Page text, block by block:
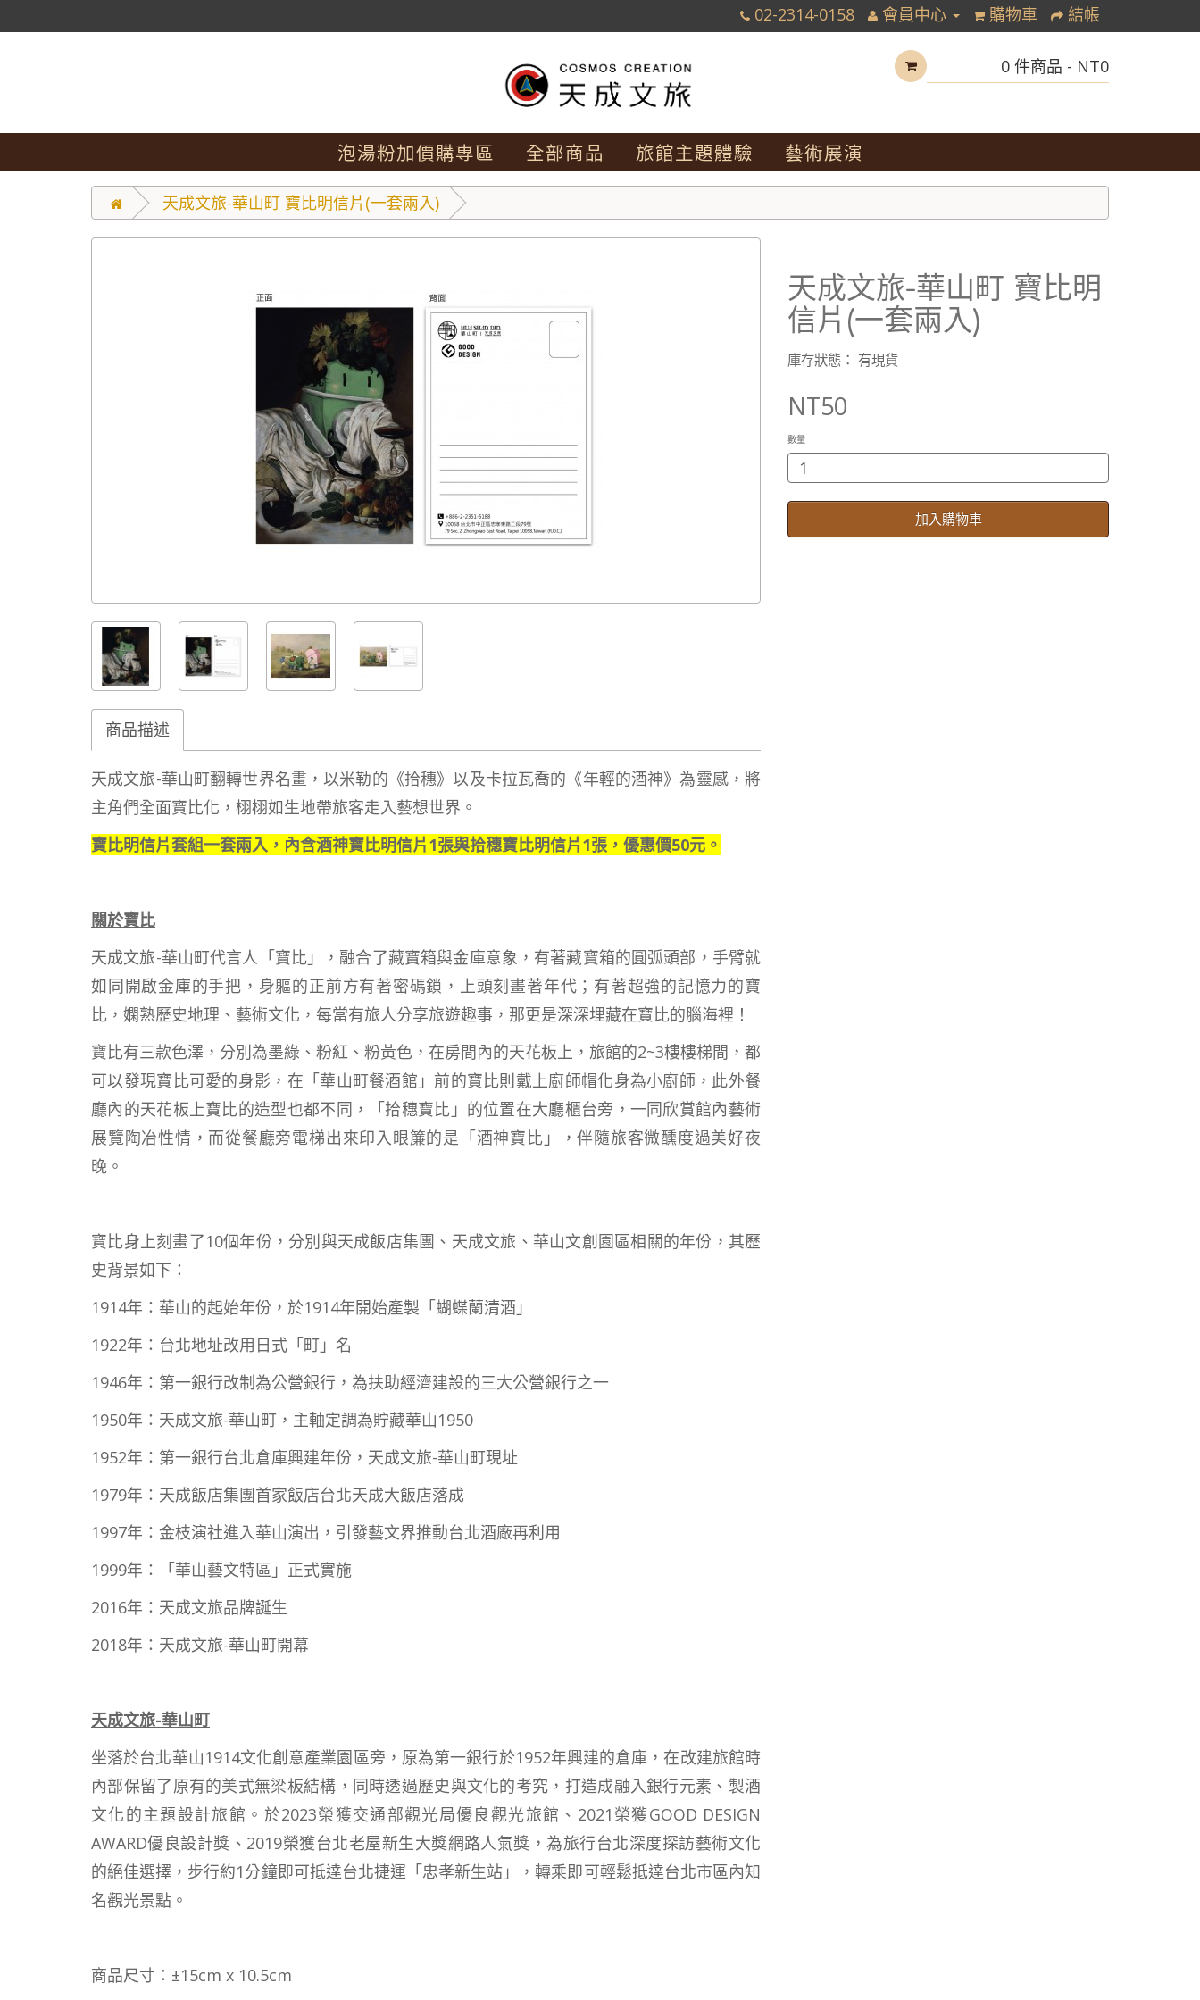
02-2314-0158 會員中心 購物車 結帳
0 件商品 - NT0
泡湯粉加價購專區 全部商品 旅館主題體驗 藝術展演
天成文旅-華山町 寶比明信片(一套兩入)
商品描述
天成文旅-華山町翻轉世界名畫，以米勒的《拾穗》以及卡拉瓦喬的《年輕的酒神》為靈感，將
主角們全面寶比化，栩栩如生地帶旅客走入藝想世界。
寶比明信片套組一套兩入，內含酒神寶比明信片1張與拾穗寶比明信片1張，優惠價50元。
關於寶比
天成文旅-華山町代言人「寶比」，融合了藏寶箱與金庫意象，有著藏寶箱的圓弧頭部，手臂就
如同開啟金庫的手把，身軀的正前方有著密碼鎖，上頭刻畫著年代；有著超強的記憶力的寶
比，嫻熟歷史地理、藝術文化，每當有旅人分享旅遊趣事，那更是深深埋藏在寶比的腦海裡！
寶比有三款色澤，分別為墨綠、粉紅、粉黃色，在房間內的天花板上，旅館的2~3樓樓梯間，都
可以發現寶比可愛的身影，在「華山町餐酒館」前的寶比則戴上廚師帽化身為小廚師，此外餐
廳內的天花板上寶比的造型也都不同，「拾穗寶比」的位置在大廳櫃台旁，一同欣賞館內藝術
展覽陶冶性情，而從餐廳旁電梯出來印入眼簾的是「酒神寶比」，伴隨旅客微醺度過美好夜
晚。
寶比身上刻畫了10個年份，分別與天成飯店集團、天成文旅、華山文創園區相關的年份，其歷
史背景如下：
1914年：華山的起始年份，於1914年開始產製「蝴蝶蘭清酒」
1922年：台北地址改用日式「町」名
1946年：第一銀行改制為公營銀行，為扶助經濟建設的三大公營銀行之一
1950年：天成文旅-華山町，主軸定調為貯藏華山1950
1952年：第一銀行台北倉庫興建年份，天成文旅-華山町現址
1979年：天成飯店集團首家飯店台北天成大飯店落成
1997年：金枝演社進入華山演出，引發藝文界推動台北酒廠再利用
1999年：「華山藝文特區」正式實施
2016年：天成文旅品牌誕生
2018年：天成文旅-華山町開幕
天成文旅-華山町
坐落於台北華山1914文化創意產業園區旁，原為第一銀行於1952年興建的倉庫，在改建旅館時
內部保留了原有的美式無梁板結構，同時透過歷史與文化的考究，打造成融入銀行元素、製酒
文化的主題設計旅館。於2023榮獲交通部觀光局優良觀光旅館、2021榮獲GOOD DESIGN
AWARD優良設計獎、2019榮獲台北老屋新生大獎網路人氣獎，為旅行台北深度探訪藝術文化
的絕佳選擇，步行約1分鐘即可抵達台北捷運「忠孝新生站」，轉乘即可輕鬆抵達台北市區內知
名觀光景點。
商品尺寸：±15cm x 10.5cm
天成文旅-華山町 寶比明
信片(一套兩入)
庫存狀態： 有現貨
NT50
數量
加入購物車